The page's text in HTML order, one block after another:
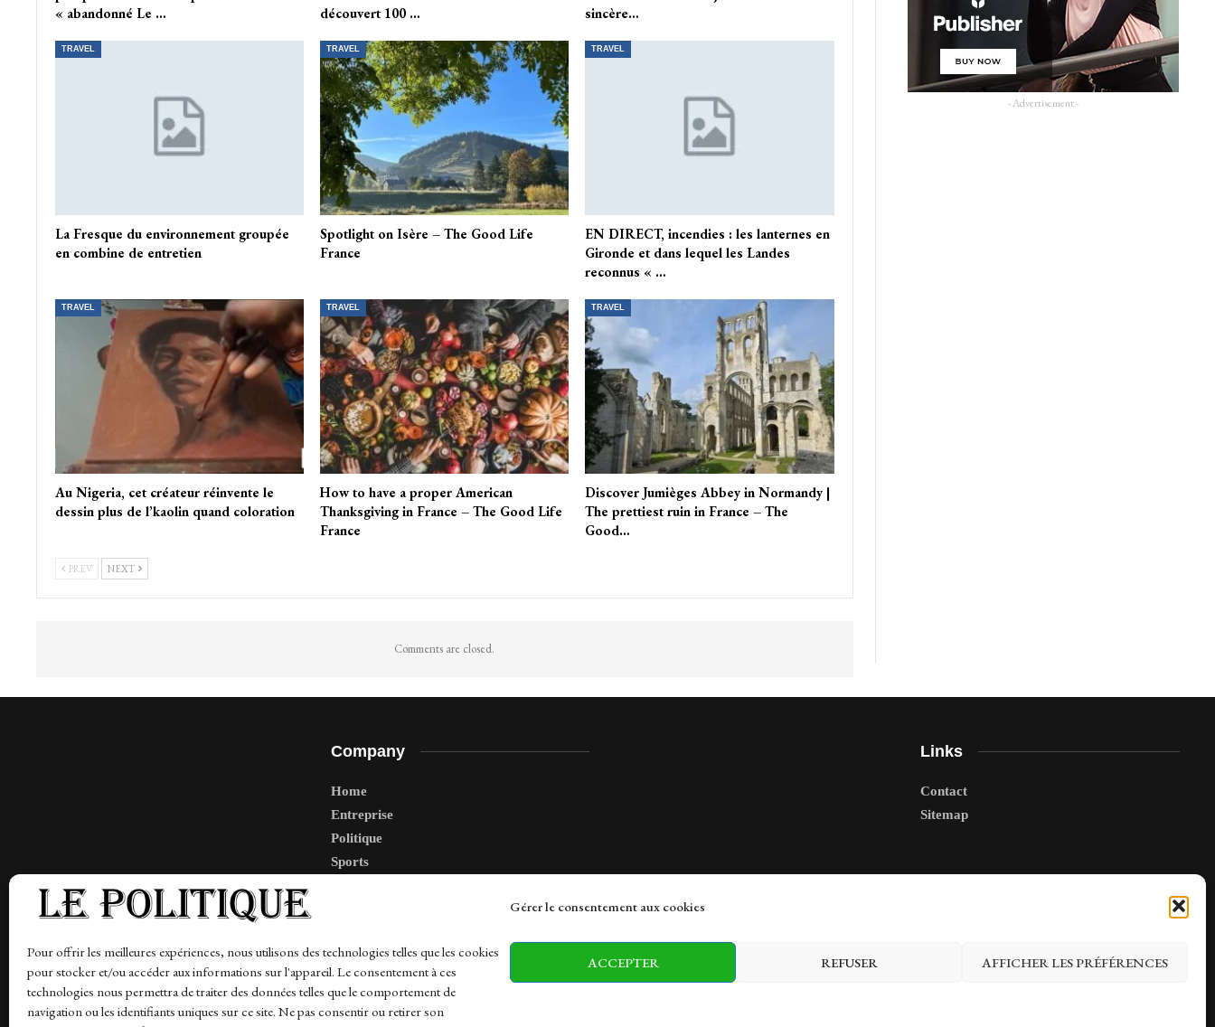
Gérer le consentement aux cookies
Pour offrir les meilleures expériences, nous utilisons des technologies telles que les cookies
pour stocker et/ou accéder aux informations sur l'appareil. Le consentement à ces
technologies nous permettra de traiter des données telles que le comportement de
navigation ou les identifiants uniques sur ce site. Ne pas consentir ou retirer son
ACCEPTER REFUSER AFFICHER LES PRÉFÉRENCES
« abandonné Le …
découvert 100 …
sincère…
TRAVEL
La Fresque du environnement groupée
en combine de entretien
TRAVEL
Spotlight on Isère – The Good Life
France
TRAVEL
EN DIRECT, incendies : les lanternes en
Gironde et dans lequel les Landes
reconnus « …
TRAVEL
Au Nigeria, cet créateur réinvente le
dessin plus de l’kaolin quand coloration
TRAVEL
How to have a proper American
Thanksgiving in France – The Good Life
France
TRAVEL
Discover Jumièges Abbey in Normandy |
The prettiest ruin in France – The
Good…
PREV NEXT
Comments are closed.
- Advertisement -
Company
Home
Entreprise
Politique
Sports
Links
Contact
Sitemap
News Finance-Marches Business